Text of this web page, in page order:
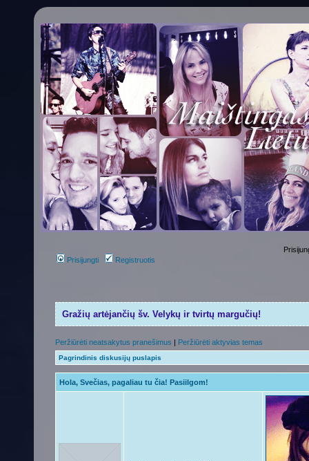
Prisijungti Registruotis
Gražių artėjančių šv. Velykų ir tvirtų margučių!
Peržiūrėti neatsakytus pranešimus | Peržiūrėti aktyvias temas
Pagrindinis diskusijų puslapis
Hola, Svečias, pagaliau tu čia! Pasiilgom!